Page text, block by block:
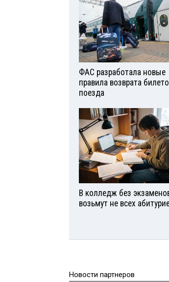
ФАС разработала новые
правила возврата
поезда
В колледж без
возьмут не всех
Новости партнеров